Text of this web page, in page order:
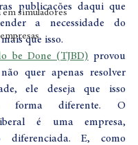
em simuladores
publicações daqui que
a necessidade do
que isso.
be Done (TJBD) provou
quer apenas resolver
ele deseja que isso
forma diferente. O
é uma empresa,
diferenciada. E, como